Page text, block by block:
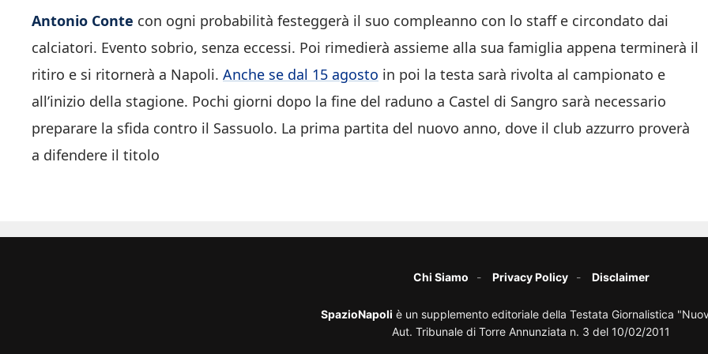
Antonio Conte con ogni probabilità festeggerà il suo compleanno con lo staff e circondato dai
calciatori. Evento sobrio, senza eccessi. Poi rimedierà assieme alla sua famiglia appena terminerà il
ritiro e si ritornerà a Napoli. Anche se dal 15 agosto in poi la testa sarà rivolta al campionato e
all’inizio della stagione. Pochi giorni dopo la fine del raduno a Castel di Sangro sarà necessario
preparare la sfida contro il Sassuolo. La prima partita del nuovo anno, dove il club azzurro proverà
a difendere il titolo
Chi Siamo Privacy Policy Disclaimer
SpazioNapoli è un supplemento editoriale della Testata Giornalistica
Aut. Tribunale di Torre Annunziata n. 3 del 10/02/2011